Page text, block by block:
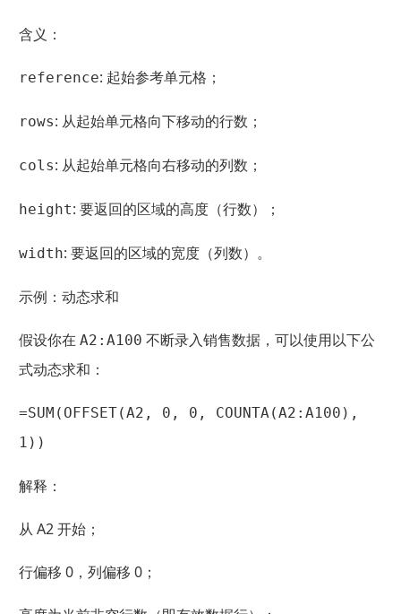
含义：
reference: 起始参考单元格；
rows: 从起始单元格向下移动的行数；
cols: 从起始单元格向右移动的列数；
height: 要返回的区域的高度（行数）；
width: 要返回的区域的宽度（列数）。
示例：动态求和
假设你在 A2:A100 不断录入销售数据，可以使用以下公
式动态求和：
=SUM(OFFSET(A2, 0, 0, COUNTA(A2:A100),
1))
解释：
从 A2 开始；
行偏移 0，列偏移 0；